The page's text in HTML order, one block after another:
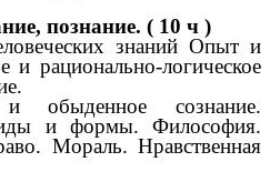
познание. ( 10 ч )
знаний Опыт и
и рационально-логическое
обыденное сознание.
и формы. Философия.
Мораль. Нравственная